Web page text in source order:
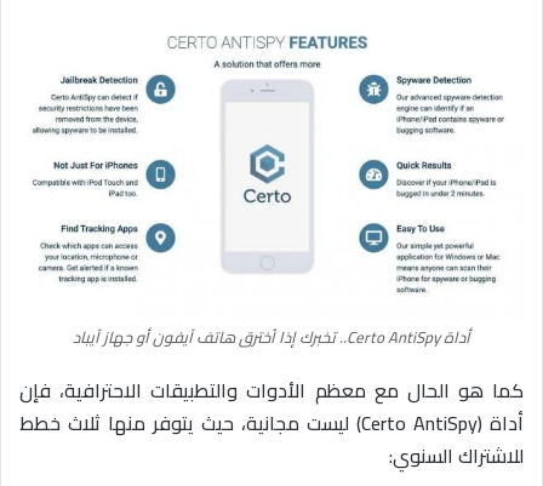
أداة Certo AntiSpy.. تخبرك إذا اُخترق هاتف آيفون أو جهاز آيباد
كما هو الحال مع معظم الأدوات والتطبيقات الاحترافية، فإن
أداة (Certo AntiSpy) ليست مجانية، حيث يتوفر منها ثلاث خطط
للاشتراك السنوي: